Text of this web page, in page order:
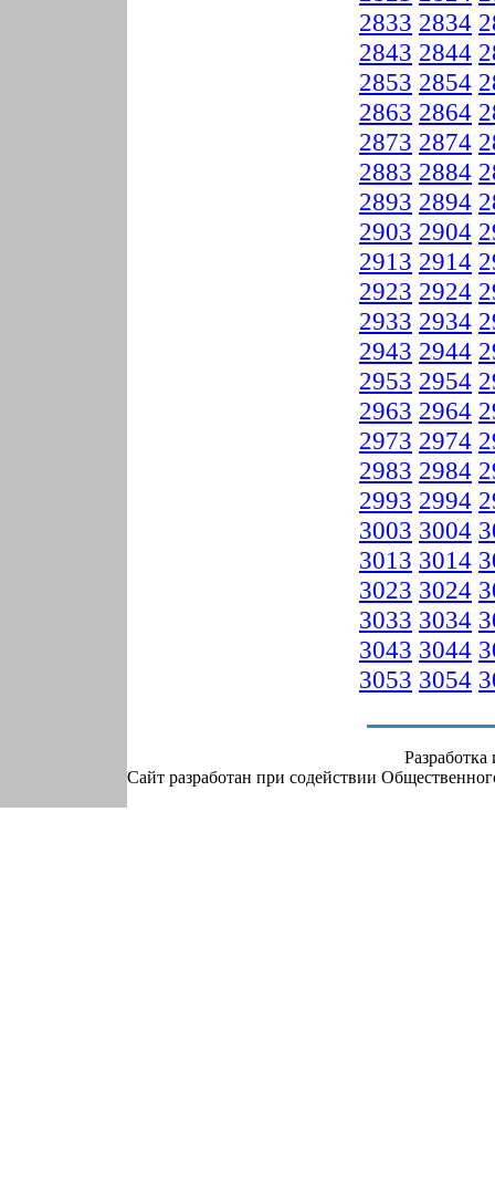
2833 2834
2843 2844
2853 2854
2863 2864
2873 2874
2883 2884
2893 2894
2903 2904
2913 2914
2923 2924
2933 2934
2943 2944
2953 2954
2963 2964
2973 2974
2983 2984
2993 2994
3003 3004
3013 3014
3023 3024
3033 3034
3043 3044
3053 3054
Сайт разработан при содействии